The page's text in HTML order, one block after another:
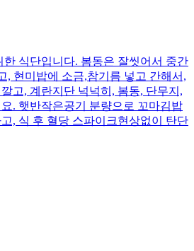
식단입니다. 봄동은 잘씻어서 중간
, 현미밥에 소금,참기름 넣고 간해서,
고, 계란지단 넉넉히, 봄동, 단무지,
. 햇반작은공기 분량으로 꼬마김밥
, 식 후 혈당 스파이크현상없이 탄단